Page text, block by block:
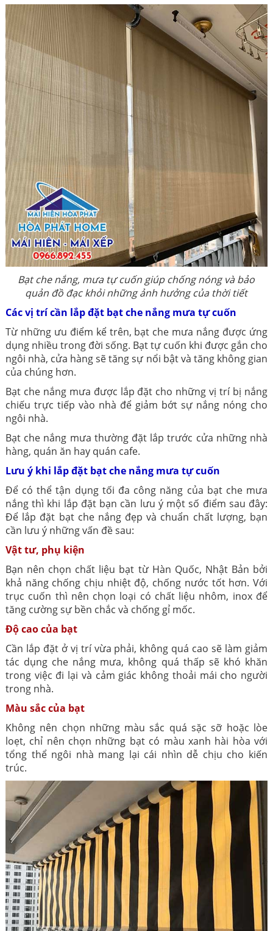
Bạt che nắng, mưa tự cuốn giúp chống nóng và bảo
quản đồ đạc khỏi những ảnh hưởng của thời tiết
Các vị trí cần lắp đặt bạt che nắng mưa tự cuốn
Từ những ưu điểm kể trên, bạt che mưa nắng được ứng
dụng nhiều trong đời sống. Bạt tự cuốn khi được gắn cho
ngôi nhà, cửa hàng sẽ tăng sự nổi bật và tăng không gian
của chúng hơn.
Bạt che nắng mưa được lắp đặt cho những vị trí bị nắng
chiếu trực tiếp vào nhà để giảm bớt sự nắng nóng cho
ngôi nhà.
Bạt che nắng mưa thường đặt lắp trước cửa những nhà
hàng, quán ăn hay quán cafe.
Lưu ý khi lắp đặt bạt che nắng mưa tự cuốn
Để có thể tận dụng tối đa công năng của bạt che mưa
nắng thì khi lắp đặt bạn cần lưu ý một số điểm sau đây:
Để lắp đặt bạt che nắng đẹp và chuẩn chất lượng, bạn
cần lưu ý những vấn đề sau:
Vật tư, phụ kiện
Bạn nên chọn chất liệu bạt từ Hàn Quốc, Nhật Bản bởi
khả năng chống chịu nhiệt độ, chống nước tốt hơn. Với
trục cuốn thì nên chọn loại có chất liệu nhôm, inox để
tăng cường sự bền chắc và chống gỉ mốc.
Độ cao của bạt
Cần lắp đặt ở vị trí vừa phải, không quá cao sẽ làm giảm
tác dụng che nắng mưa, không quá thấp sẽ khó khăn
trong việc đi lại và cảm giác không thoải mái cho người
trong nhà.
Màu sắc của bạt
Không nên chọn những màu sắc quá sặc sỡ hoặc lòe
loẹt, chỉ nên chọn những bạt có màu xanh hài hòa với
tổng thể ngôi nhà mang lại cái nhìn dễ chịu cho kiến
trúc.